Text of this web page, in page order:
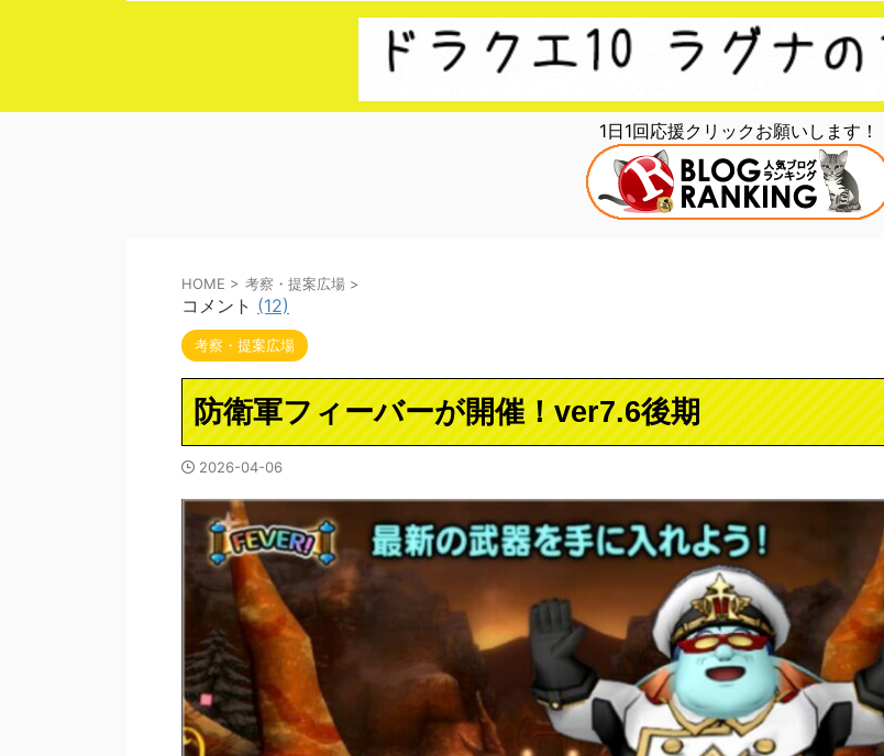
1日1回応援クリックお願いします！
HOME > 考察・提案広場 >
コメント (12)
考察・提案広場
防衛軍フィーバーが開催！ver7.6後期
2026-04-06